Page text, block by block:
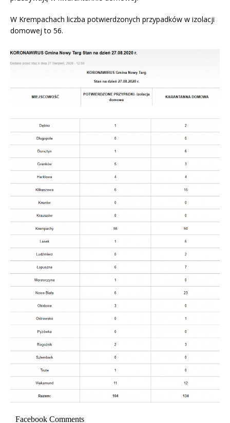
W Krempachach liczba potwierdzonych przypadków w izolacji
domowej to 56.
Facebook Comments